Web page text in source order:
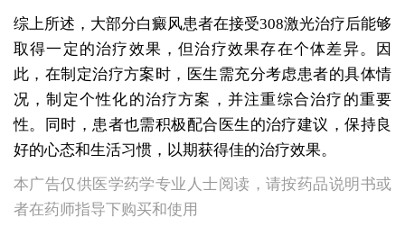
综上所述，大部分白癜风患者在接受308激光治疗后能够
取得一定的治疗效果，但治疗效果存在个体差异。因
此，在制定治疗方案时，医生需充分考虑患者的具体情
况，制定个性化的治疗方案，并注重综合治疗的重要
性。同时，患者也需积极配合医生的治疗建议，保持良
好的心态和生活习惯，以期获得佳的治疗效果。
本广告仅供医学药学专业人士阅读，请按药品说明书或
者在药师指导下购买和使用